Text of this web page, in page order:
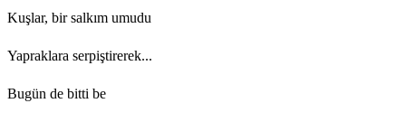
Kuşlar, bir salkım umudu
Yapraklara serpiştirerek...
Bugün de bitti be